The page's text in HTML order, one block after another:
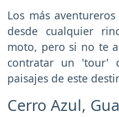
Los más
desde cualquier
moto, pero si no te
contratar un 'tour'
paisajes de este
Cerro Azul,